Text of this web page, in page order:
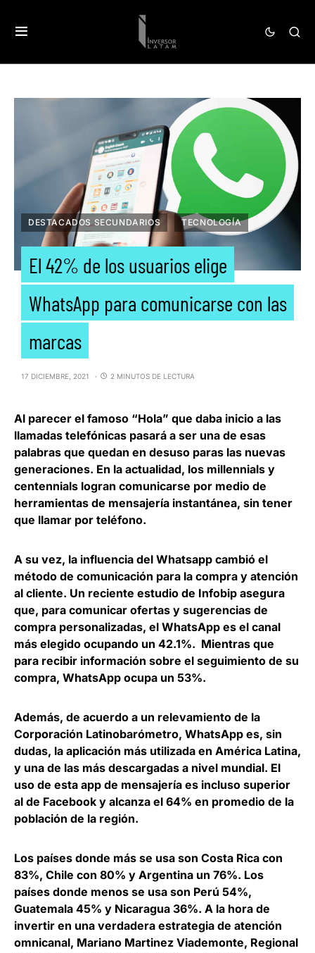
DESTACADOS SECUNDARIOS TECNOLOGÍA
El 42% de los usuarios elige
WhatsApp para comunicarse con las
marcas
17 DICIEMBRE, 2021 2 MINUTOS DE LECTURA
Al parecer el famoso “Hola” que daba inicio a las
llamadas telefónicas pasará a ser una de esas
palabras que quedan en desuso paras las nuevas
generaciones. En la actualidad, los millennials y
centennials logran comunicarse por medio de
herramientas de mensajería instantánea, sin tener
que llamar por teléfono.
A su vez, la influencia del Whatsapp cambió el
método de comunicación para la compra y atención
al cliente. Un reciente estudio de Infobip asegura
que, para comunicar ofertas y sugerencias de
compra personalizadas, el WhatsApp es el canal
más elegido ocupando un 42.1%. Mientras que
para recibir información sobre el seguimiento de su
compra, WhatsApp ocupa un 53%.
Además, de acuerdo a un relevamiento de la
Corporación Latinobarómetro, WhatsApp es, sin
dudas, la aplicación más utilizada en América Latina,
y una de las más descargadas a nivel mundial. El
uso de esta app de mensajería es incluso superior
al de Facebook y alcanza el 64% en promedio de la
población de la región.
Los países donde más se usa son Costa Rica con
83%, Chile con 80% y Argentina un 76%. Los
países donde menos se usa son Perú 54%,
Guatemala 45% y Nicaragua 36%. A la hora de
invertir en una verdadera estrategia de atención
omnicanal, Mariano Martinez Viademonte, Regional